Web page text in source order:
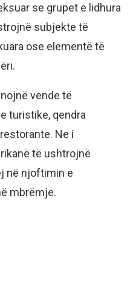
se grupet e lidhura
subjekte të
ose elementë të
vende të
turistike, qendra
Ne i
të ushtrojnë
në njoftimin e
mbrëmje.